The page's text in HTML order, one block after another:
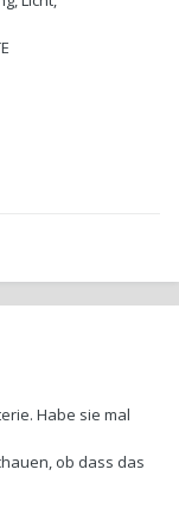
Habe sie mal
ob dass das